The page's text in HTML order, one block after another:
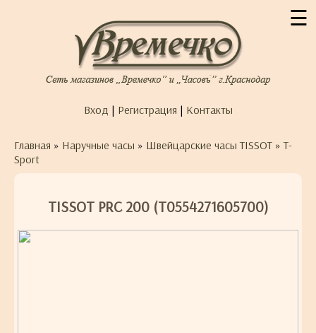
☰
Вход | Регистрация | Контакты
Главная » Наручные часы » Швейцарские часы TISSOT »T-
Sport
TISSOT PRC 200 (T0554271605700)